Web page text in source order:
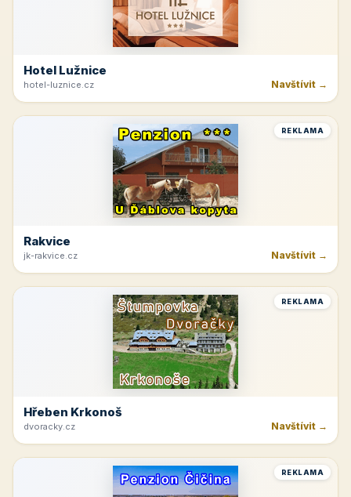
Hotel Lužnice
hotel-luznice.cz Navštívit →
REKLAMA
Rakvice
jk-rakvice.cz Navštívit →
REKLAMA
Hřeben Krkonoš
dvoracky.cz Navštívit →
REKLAMA